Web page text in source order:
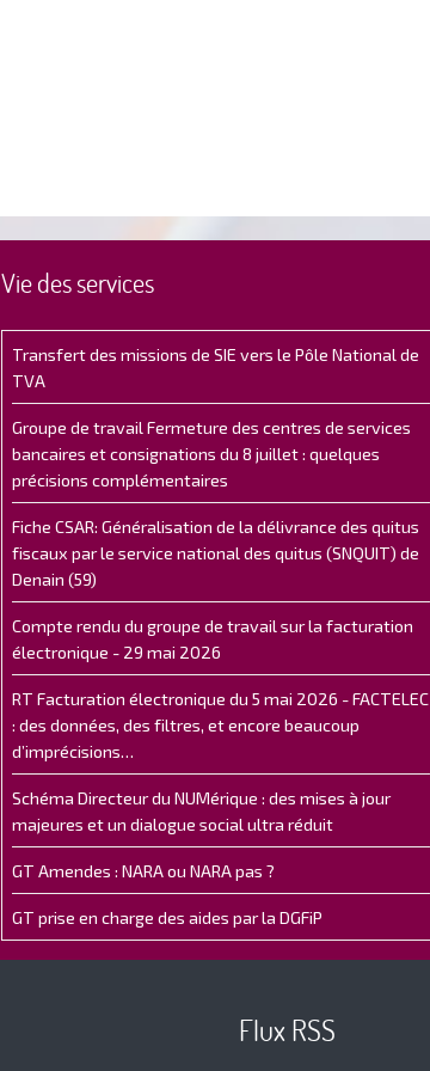
Vie des services
Transfert des missions de SIE vers le Pôle National de
TVA
Groupe de travail Fermeture des centres de services
bancaires et consignations du 8 juillet : quelques
précisions complémentaires
Fiche CSAR: Généralisation de la délivrance des quitus
fiscaux par le service national des quitus (SNQUIT) de
Denain (59)
Compte rendu du groupe de travail sur la facturation
électronique - 29 mai 2026
RT Facturation électronique du 5 mai 2026 - FACTELEC
: des données, des filtres, et encore beaucoup
d’imprécisions…
Schéma Directeur du NUMérique : des mises à jour
majeures et un dialogue social ultra réduit
GT Amendes : NARA ou NARA pas ?
GT prise en charge des aides par la DGFiP
Flux RSS